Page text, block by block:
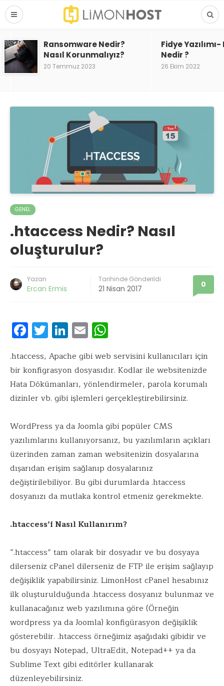
Ransomware Nedir?
Nasıl Korunmalıyız?
20 Temmuz 2023
Fidye
Nedir ?
26 Ekim 2022
GENEL
.htaccess Nedir? Nasıl
oluşturulur?
Yazan
Ercan Ermis
Tarihinde Gönderildi
21 Nisan 2017 0
F
ac
e
b
o
k
T
w
it
te
r
Li
n
k
e
dI
n
E
m
ai
l
at
s
A
p
p
.htaccess, Apache gibi web servisini kullanıcıları için
bir konfigrasyon dosyasıdır. Kodlar ile websitenizde
Hata Dökümanları, yönlendirmeler, parola korumalı
dizinler vb. gibi işlemleri gerçekleştirebilirsiniz.
WordPress ya da Joomla gibi popüler CMS
yazılımlarını kullanıyorsanız, bu yazılımların açıkları
üzerinden zaman zaman websitenizin dosyalarına
dışarıdan erişim sağlanıp dosyalarınız
değiştirilebiliyor. Bu gibi durumlarda .htaccess
dosyanızı da mutlaka kontrol etmeniz gerekmekte.
.htaccess’i Nasıl Kullanırım?
“.htaccess” tam olarak bir dosyadır ve bu dosyaya
dilerseniz cPanel dilerseniz de FTP ile erişim sağlayıp
değişiklik yapabilirsiniz. LimonHost cPanel hesabınız
ilk oluşturulduğunda .htaccess dosyanız bulunmaz ve
kullanacağınız web yazılımına göre (Örneğin
wordpress ya da Joomla) konfigürasyon değişiklik
gösterebilir. .htaccess örneğimiz aşağıdaki gibidir ve
bu dosyayı Notepad, UltraEdit, Notepad++ ya da
Sublime Text gibi editörler kullanarak
düzenleyebilirsiniz.